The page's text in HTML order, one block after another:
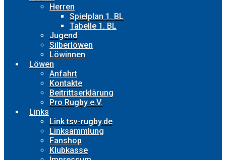
Herren
Spielplan 1. BL
Tabelle 1. BL
Jugend
Silberlöwen
Löwinnen
Löwen
Anfahrt
Kontakte
Beitrittserklärung
Pro Rugby e.V.
Links
Link tsv-rugby.de
Linksammlung
Fanshop
Klubkasse